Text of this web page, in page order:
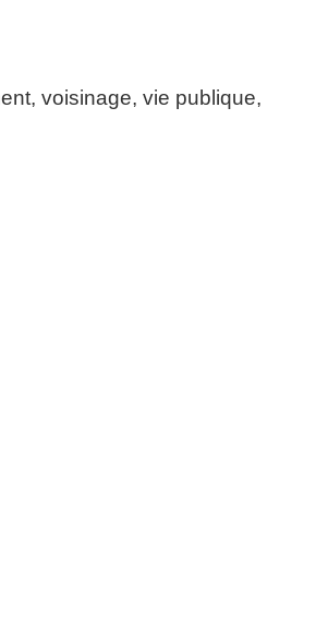
voisinage, vie publique,